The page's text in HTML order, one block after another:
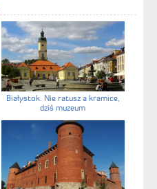
Białystok. Nie ratusz a kramice,
dziś muzeum